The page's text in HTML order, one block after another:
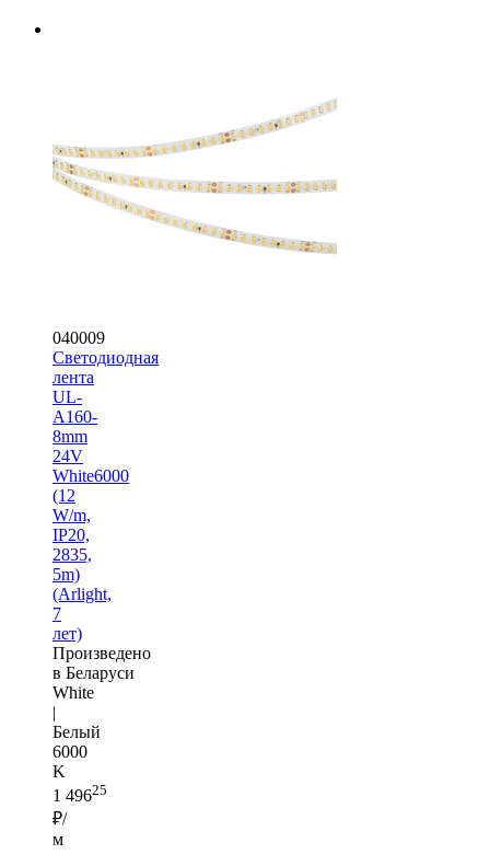
040009
Светодиодная
лента
UL-
A160-
8mm
24V
White6000
(12
W/m,
IP20,
2835,
5m)
(Arlight,
7
лет)
Произведено
в Беларуси
White
|
Белый
6000
K
1 49625
₽/
м